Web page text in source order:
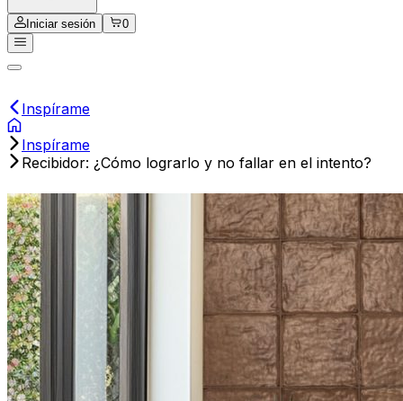
Iniciar sesión 0
Inspírame
Inspírame
Recibidor: ¿Cómo lograrlo y no fallar en el intento?